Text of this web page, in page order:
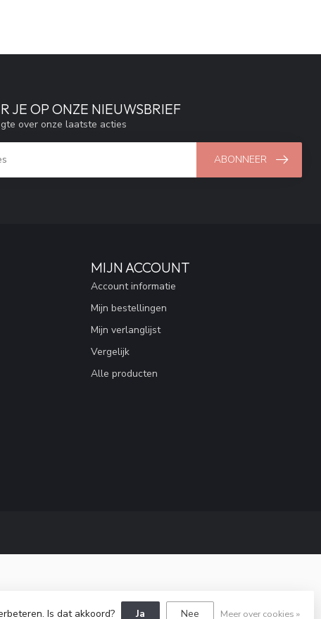
JE OP ONZE NIEUWSBRIEF
over onze laatste acties
ABONNEER
MIJN ACCOUNT
Account informatie
Mijn bestellingen
Mijn verlanglijst
Vergelijk
Alle producten
DyvelopmentIs dat akkoord? Ja Nee Meer over cookies »